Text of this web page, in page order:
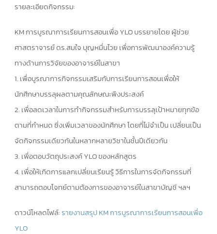
รายละเอียดกิจกรรม:
KM การบูรณาการเรียนการสอนเพื่อ YLO บรรยายโดย ผู้ช่วย
ศาสตราจารย์ ดร.สมใจ บุญหมื่นไวย เพื่อการพัฒนาองค์ความรู้
ทางด้านการวิจัยของอาจารย์ในสาขา
1. เพื่อบูรณาการกิจกรรมเสริมกับการเรียนการสอนเพื่อให้
นักศึกษาบรรลุผลตามคุณลักษณะพึงประสงค์
2. เพื่อลดเวลาในการทํากิจกรรมสําหรับการบรรลุเป้าหมายทุกข้อ
ตามที่กําหนด ซึ่งเพิ่มเวลาของนักศึกษา โดยที่ไม่จําเป็น เปลี่ยนเป็น
จัดกิจกรรมเดียวกันในหลากหลายวิชาในชั้นปีเดียวกัน
3. เพื่อตอบวัตถุประสงค์ YLO ของหลักสูตร
4. เพื่อให้เกิดการแลกเปลี่ยนเรียนรู้ วิธีการในการจัดกิจกรรมที่
สามารถตอบโจทย์ตามต้องการของอาจารย์ในสาขาบัญชี ฯลฯ
ดาวน์โหลดไฟล์:รายงานสรุป KM การบูรณาการเรียนการสอนเพื่อ
YLO